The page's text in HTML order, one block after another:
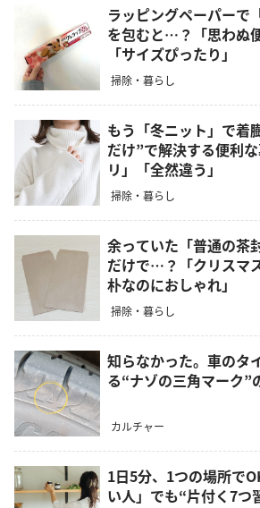
ラッピングペーパーで
を包むと…？「思わぬ
「サイズぴったり」
掃除・暮らし
もう「冬ニット」で着
だけ”で解決する便利
リ」「全然違う」
掃除・暮らし
余っていた「普通の茶
だけで…？「クリスマ
朴なのにおしゃれ」
掃除・暮らし
知らなかった。車のタ
る“ナゾの三角マーク”
カルチャー
1日5分、1つの場所で
い人」でも“片付く7つ